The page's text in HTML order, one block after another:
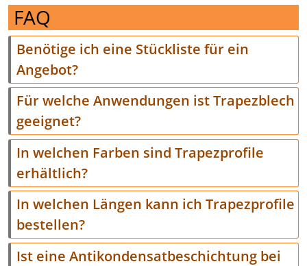
FAQ
Benötige ich eine Stückliste für ein
Angebot?
Für welche Anwendungen ist Trapezblech
geeignet?
In welchen Farben sind Trapezprofile
erhältlich?
In welchen Längen kann ich Trapezprofile
bestellen?
Ist eine Antikondensatbeschichtung bei